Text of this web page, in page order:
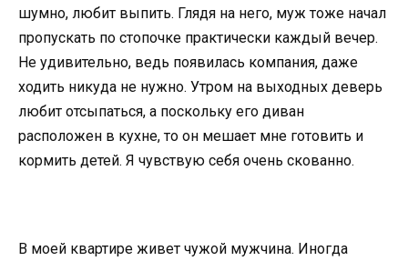
шумно, любит выпить. Глядя на него, муж тоже начал
пропускать по стопочке практически каждый вечер.
Не удивительно, ведь появилась компания, даже
ходить никуда не нужно. Утром на выходных деверь
любит отсыпаться, а поскольку его диван
расположен в кухне, то он мешает мне готовить и
кормить детей. Я чувствую себя очень скованно.
В моей квартире живет чужой мужчина. Иногда